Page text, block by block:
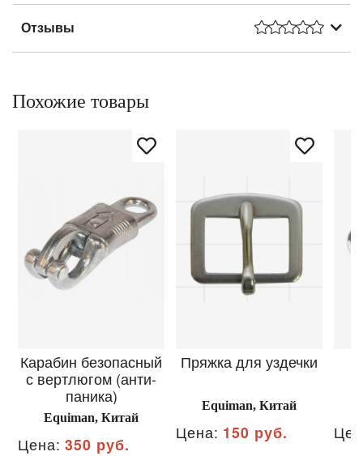
Отзывы
Похожие товары
Карабин безопасный
с вертлюгом (анти-
паника)
Equiman, Китай
Цена: 350 руб.
Пряжка для уздечки
Equiman, Китай
Цена: 150 руб.